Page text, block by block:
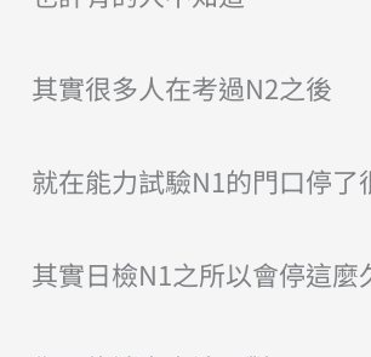
其實很多人在考過N2之後
就在能力試驗N1的門口停了
其實日檢N1之所以會停這麼